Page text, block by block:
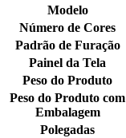
Modelo
Número de Cores
Padrão de Furação
Painel da Tela
Peso do Produto
Peso do Produto com
Embalagem
Polegadas